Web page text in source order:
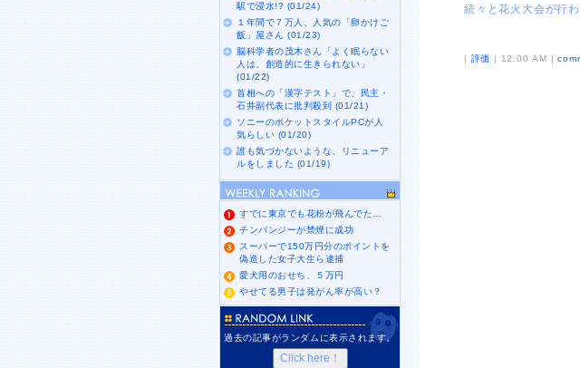
続々と花火大会が行
| 評価 | 12:00 AM |
駅で浸水!? (01/24)
１年間で７万人、人気の「卵かけご
飯」屋さん (01/23)
脳科学者の茂木さん「よく眠らない
人は、創造的に生きられない」
(01/22)
首相への「漢字テスト」で、民主・
石井副代表に批判殺到 (01/21)
ソニーのポケットスタイルPCが人
気らしい (01/20)
誰も気づかないような、リニューア
ルをしました (01/19)
すでに東京でも花粉が飛んでた…
チンパンジーが禁煙に成功
スーパーで150万円分のポイントを
偽造した女子大生ら逮捕
愛犬用のおせち、５万円
やせてる男子は発がん率が高い？
過去の記事がランダムに表示されます。